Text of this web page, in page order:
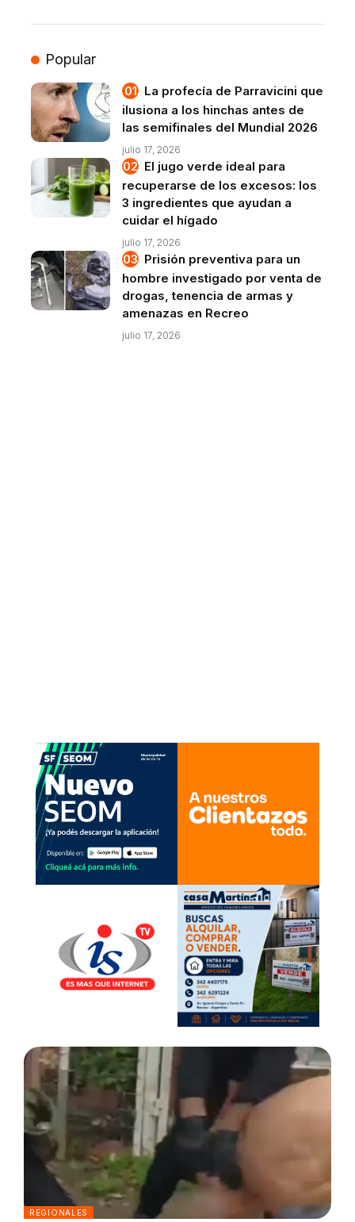
Popular
La profecía de Parravicini que
ilusiona a los hinchas antes de
las semifinales del Mundial 2026
julio 17, 2026
El jugo verde ideal para
recuperarse de los excesos: los
3 ingredientes que ayudan a
cuidar el hígado
julio 17, 2026
Prisión preventiva para un
hombre investigado por venta de
drogas, tenencia de armas y
amenazas en Recreo
julio 17, 2026
REGIONALES